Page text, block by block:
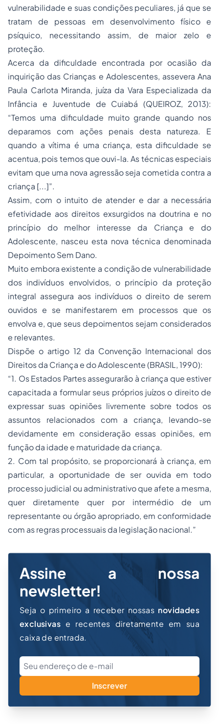
vulnerabilidade e suas condições peculiares, já que se
tratam de pessoas em desenvolvimento físico e
psíquico, necessitando assim, de maior zelo e
proteção.
Acerca da dificuldade encontrada por ocasião da
inquirição das Crianças e Adolescentes, assevera Ana
Paula Carlota Miranda, juíza da Vara Especializada da
Infância e Juventude de Cuiabá (QUEIROZ, 2013):
“Temos uma dificuldade muito grande quando nos
deparamos com ações penais desta natureza. E
quando a vítima é uma criança, esta dificuldade se
acentua, pois temos que ouvi-la. As técnicas especiais
evitam que uma nova agressão seja cometida contra a
criança [...]”.
Assim, com o intuito de atender e dar a necessária
efetividade aos direitos exsurgidos na doutrina e no
princípio do melhor interesse da Criança e do
Adolescente, nasceu esta nova técnica denominada
Depoimento Sem Dano.
Muito embora existente a condição de vulnerabilidade
dos indivíduos envolvidos, o princípio da proteção
integral assegura aos indivíduos o direito de serem
ouvidos e se manifestarem em processos que os
envolva e, que seus depoimentos sejam considerados
e relevantes.
Dispõe o artigo 12 da Convenção Internacional dos
Direitos da Criança e do Adolescente (BRASIL, 1990):
“1. Os Estados Partes assegurarão à criança que estiver
capacitada a formular seus próprios juízos o direito de
expressar suas opiniões livremente sobre todos os
assuntos relacionados com a criança, levando-se
devidamente em consideração essas opiniões, em
função da idade e maturidade da criança.
2. Com tal propósito, se proporcionará à criança, em
particular, a oportunidade de ser ouvida em todo
processo judicial ou administrativo que afete a mesma,
quer diretamente quer por intermédio de um
representante ou órgão apropriado, em conformidade
com as regras processuais da legislação nacional.”
Assine a nossa
newsletter!
Seja o primeiro a receber nossas novidades
exclusivas e recentes diretamente em sua
caixa de entrada.
Inscrever